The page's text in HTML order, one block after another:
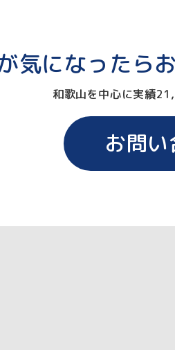
気になったら
和歌⼭を中⼼に実績
お問